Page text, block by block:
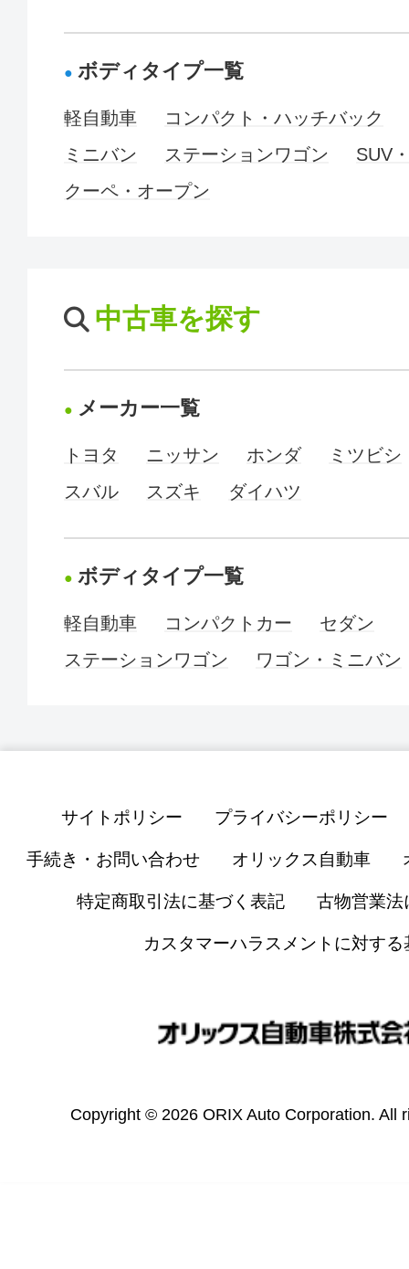
ボディタイプ一覧
軽自動車
コンパクト・ハッチバック
ミニバン
ステーションワゴン
SUV
クーペ・オープン
中古車を探す
メーカー一覧
トヨタ ニッサン ホンダ
ミツビシ
スバル
スズキ ダイハツ
ボディタイプ一覧
軽自動車 コンパクトカー
セダン
ステーションワゴン
ワゴン・ミニバン
サイトポリシー プライバシーポリシー
手続き・お問い合わせ オリックス自動車
特定商取引法に基づく表記 古物営業法
カスタマーハラスメントに対する
Copyright © 2026 ORIX Auto Corporation. All